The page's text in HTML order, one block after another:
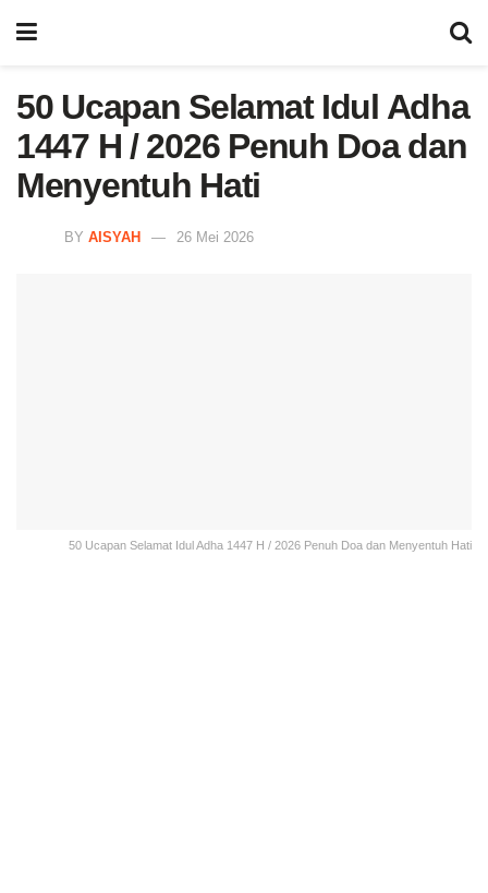
50 Ucapan Selamat Idul Adha
1447 H / 2026 Penuh Doa dan
Menyentuh Hati
BY AISYAH 26 Mei 2026
50 Ucapan Selamat Idul Adha 1447 H / 2026 Penuh Doa dan Menyentuh Hati